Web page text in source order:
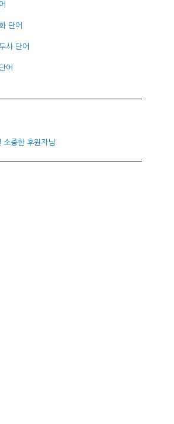
단어
사 단어
어
중한 후원자님